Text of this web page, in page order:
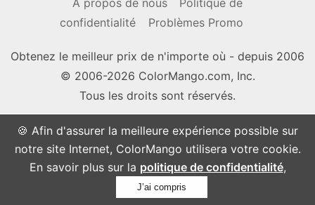
🍪 Afin d'assurer la meilleure expérience possible sur
notre site Internet, ColorMango utilisera votre cookie.
En savoir plus sur la politique de confidentialité,
J’ai compris
À propos de nous
Politique de
confidentialité
Problèmes Promo
Obtenez le meilleur prix de n'importe où - depuis 2006
© 2006-2026 ColorMango.com, Inc.
Tous les droits sont réservés.